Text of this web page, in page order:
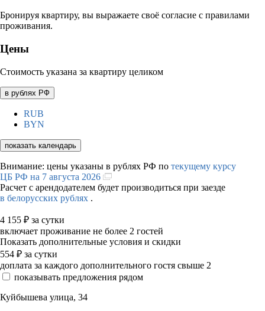
Бронируя квартиру, вы выражаете своё согласие с правилами
проживания.
Цены
Стоимость указана за квартиру целиком
в рублях РФ
RUB
BYN
показать календарь
Внимание: цены указаны в рублях РФ по текущему курсу
ЦБ РФ на 7 августа 2026
Расчет с арендодателем будет производиться при заезде
в белорусских рублях .
4 155 ₽ за сутки
включает проживание не более 2 гостей
Показать дополнительные условия и скидки
554 ₽ за сутки
доплата за каждого дополнительного гостя свыше 2
показывать предложения рядом
Куйбышева улица, 34